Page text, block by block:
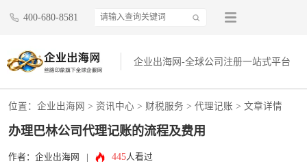
400-680-8581
企业出海网-全球公司注册一站式平台
位置： 企业出海网 > 资讯中心 > 财税服务 > 代理记账 > 文章详情
办理巴林公司代理记账的流程及费用
作者：企业出海网 445人看过